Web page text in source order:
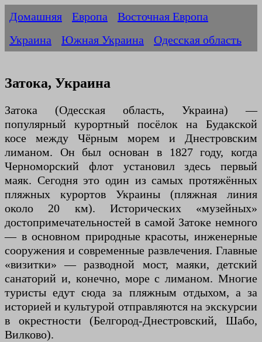
Домашняя Европа
Восточная Европа
Украина
Южная Украина Одесская область
Затока, Украина
Затока (Одесская область, Украина) —
популярный курортный посёлок на Будакской
косе между Чёрным морем и Днестровским
лиманом. Он был основан в 1827 году, когда
Черноморский флот установил здесь первый
маяк. Сегодня это один из самых протяжённых
пляжных курортов Украины (пляжная линия
около 20 км). Исторических «музейных»
достопримечательностей в самой Затоке немного
— в основном природные красоты, инженерные
сооружения и современные развлечения. Главные
«визитки» — разводной мост, маяки, детский
санаторий и, конечно, море с лиманом. Многие
туристы едут сюда за пляжным отдыхом, а за
историей и культурой отправляются на экскурсии
в окрестности (Белгород-Днестровский, Шабо,
Вилково).